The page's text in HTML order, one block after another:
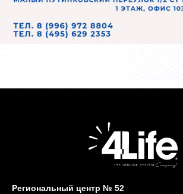
Региональный центр № 52